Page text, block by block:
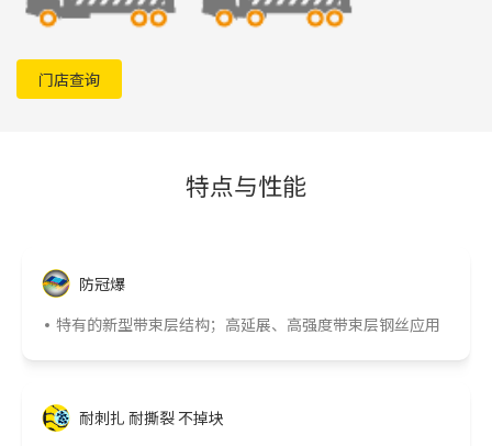
门店查询
特点与性能
防冠爆
特有的新型带束层结构；高延展、高强度带束层钢丝应用
耐刺扎 耐撕裂 不掉块